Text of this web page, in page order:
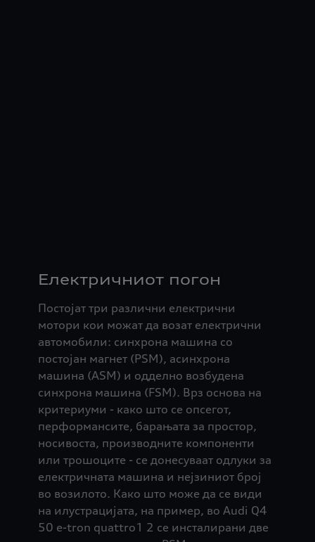
Електричниот погон
Постојат три различни електрични
мотори кои можат да возат електрични
автомобили: синхрона машина со
постојан магнет (PSM), асинхрона
машина (ASM) и одделно возбудена
синхрона машина (FSM). Врз основа на
критериуми - како што се опсегот,
перформансите, барањата за простор,
носивоста, производните компоненти
или трошоците - се донесуваат одлуки за
електричната машина и нејзиниот број
во возилото. Како што може да се види
на илустрацијата, на пример, во Audi Q4
50 e-tron quattro1 2 се инсталирани две